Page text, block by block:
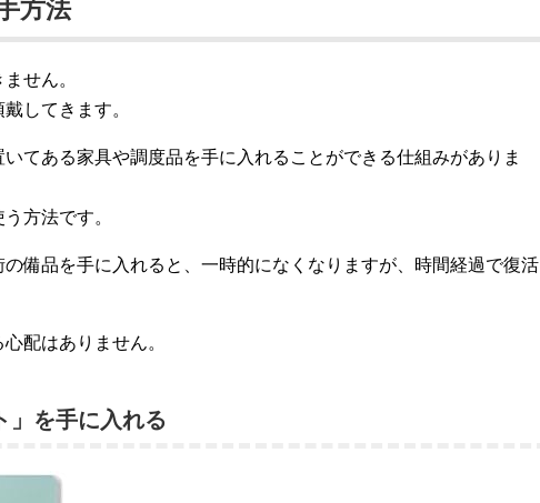
方法
せん。
してきます。
てある家具や調度品を手に入れることができる仕組みがありま
方法です。
の備品を手に入れると、一時的になくなりますが、時間経過で復活
配はありません。
」を手に入れる